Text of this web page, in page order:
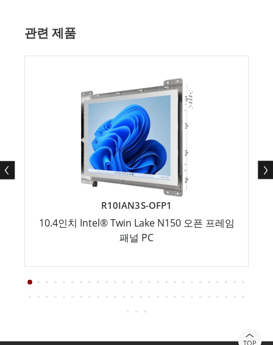
관련 제품
R10IAN3S-OFP1
10.4인치 Intel® Twin Lake N150 오픈 프레임
패널 PC
TOP